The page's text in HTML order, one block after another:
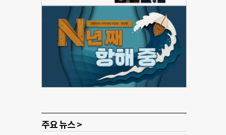
주요 뉴스 >